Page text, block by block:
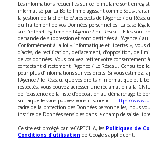
Les informations recueillies sur ce formulaire sont
informatisé par La Boite Immo agissant comme Sous-
la gestion de la clientèle/prospects de l'Agence / du
du Traitement de vos Données personnelles. La base
sur l'intérêt légitime de l'Agence / du Réseau. Elles sont
demande de suppression et sont destinées à l'Agence / au
Conformément à la loi « informatique et libertés », vous
d’accès, de rectification, d’effacement, d’opposition, de
de vos données. Vous pouvez retirer votre consentement
contactant directement l’Agence / Le Réseau. Consultez
pour plus d’informations sur vos droits. Si vous estimez,
l'Agence / le Réseau, que vos droits « Informatique et
respectés, vous pouvez adresser une réclamation à la
de l’existence de la liste d'opposition au démarchage
sur laquelle vous pouvez vous inscrire ici : https://
cadre de la protection des Données personnelles, nous
inscrire de Données sensibles dans le champ de saisie
Ce site est protégé par reCAPTCHA, les Politiques de
Conditions d'utilisation de Google s'appliquent.